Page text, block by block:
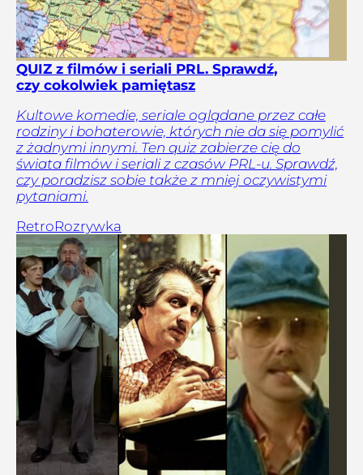
QUIZ z filmów i seriali PRL. Sprawdź,
czy cokolwiek pamiętasz
Kultowe komedie, seriale oglądane przez całe
rodziny i bohaterowie, których nie da się pomylić
z żadnymi innymi. Ten quiz zabierze cię do
świata filmów i seriali z czasów PRL-u. Sprawdź,
czy poradzisz sobie także z mniej oczywistymi
pytaniami.
RetroRozrywka